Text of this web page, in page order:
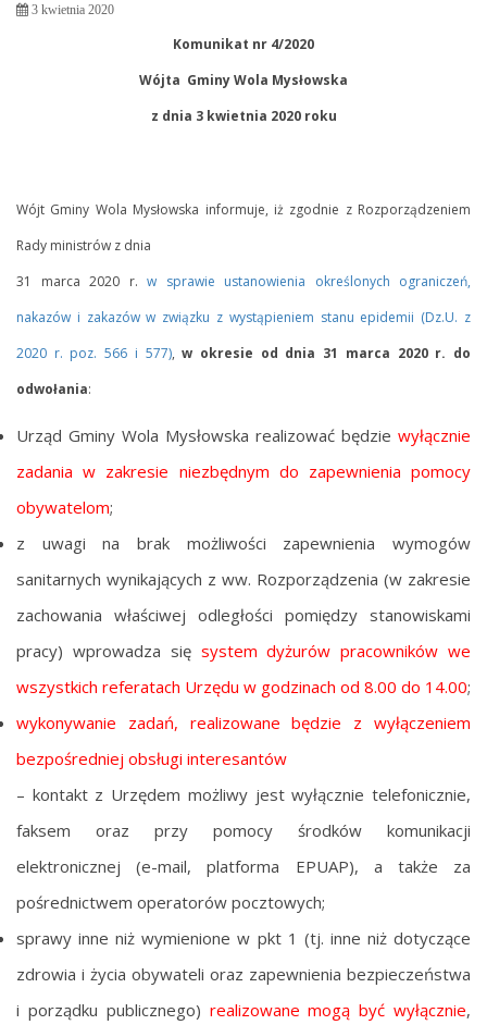
3 kwietnia 2020
Komunikat nr 4/2020
Wójta Gminy Wola Mysłowska
z dnia 3 kwietnia 2020 roku
Wójt Gminy Wola Mysłowska informuje, iż zgodnie z Rozporządzeniem
Rady ministrów z dnia
31 marca 2020 r. w sprawie ustanowienia określonych ograniczeń,
nakazów i zakazów w związku z wystąpieniem stanu epidemii (Dz.U. z
2020 r. poz. 566 i 577),w okresie od dnia 31 marca 2020 r. do
odwołania:
Urząd Gminy Wola Mysłowska realizować będzie wyłącznie
zadania w zakresie niezbędnym do zapewnienia pomocy
obywatelom;
z uwagi na brak możliwości zapewnienia wymogów
sanitarnych wynikających z ww. Rozporządzenia (w zakresie
zachowania właściwej odległości pomiędzy stanowiskami
pracy) wprowadza się system dyżurów pracowników we
wszystkich referatach Urzędu w godzinach od 8.00 do 14.00;
wykonywanie zadań, realizowane będzie z wyłączeniem
bezpośredniej obsługi interesantów
– kontakt z Urzędem możliwy jest wyłącznie telefonicznie,
faksem oraz przy pomocy środków komunikacji
elektronicznej (e-mail, platforma EPUAP), a także za
pośrednictwem operatorów pocztowych;
sprawy inne niż wymienione w pkt 1 (tj. inne niż dotyczące
zdrowia i życia obywateli oraz zapewnienia bezpieczeństwa
i porządku publicznego) realizowane mogą być wyłącznie,